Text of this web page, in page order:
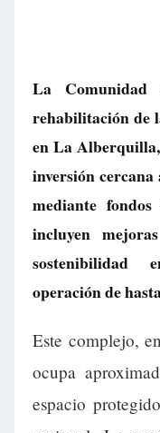
La
rehabilitación de
en La
inversión cercana
mediante
incluyen
sostenibilidad
operación de
Este complejo,
ocupa
espacio